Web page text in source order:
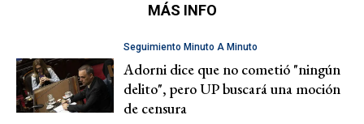
MÁS INFO
Seguimiento Minuto A Minuto
Adorni dice que no cometió "ningún
delito", pero UP buscará una moción
de censura